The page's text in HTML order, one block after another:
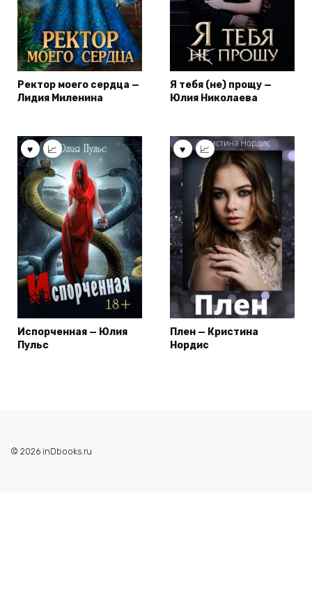
Ректор моего сердца —
Лидия Миленина
Я тебя (не) прощу —
Юлия Николаева
Испорченная — Юлия
Пульс
Плен — Кристина
Нордис
© 2026 inDbooks.ru